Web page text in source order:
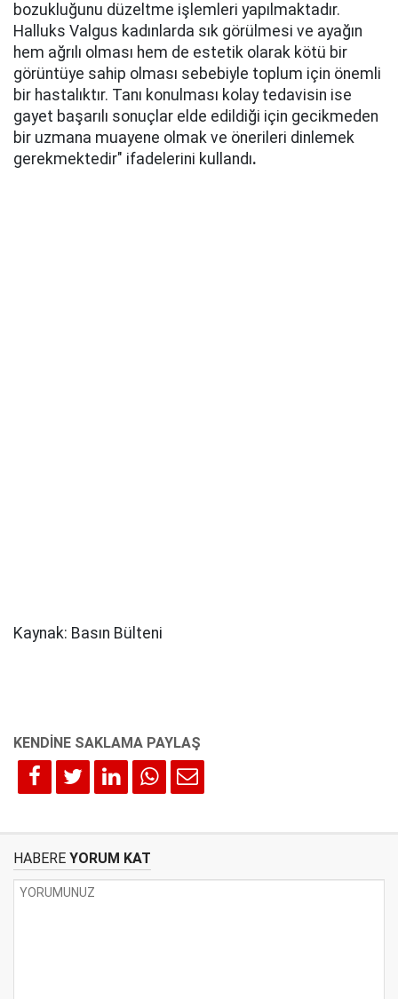
bozukluğunu düzeltme işlemleri yapılmaktadır.
Halluks Valgus kadınlarda sık görülmesi ve ayağın
hem ağrılı olması hem de estetik olarak kötü bir
görüntüye sahip olması sebebiyle toplum için önemli
bir hastalıktır. Tanı konulması kolay tedavisin ise
gayet başarılı sonuçlar elde edildiği için gecikmeden
bir uzmana muayene olmak ve önerileri dinlemek
gerekmektedir" ifadelerini kullandı.
Kaynak: Basın Bülteni
HABERE YORUM KAT